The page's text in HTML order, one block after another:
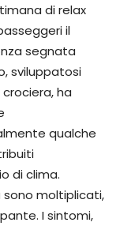
di relax
il
segnata
sviluppatosi
ha
qualche
di clima.
sono moltiplicati,
I sintomi,